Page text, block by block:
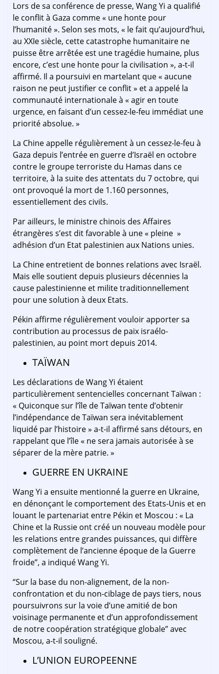
Lors de sa conférence de presse, Wang Yi a qualifié
le conflit à Gaza comme « une honte pour
l’humanité ». Selon ses mots, « le fait qu’aujourd’hui,
au XXIe siècle, cette catastrophe humanitaire ne
puisse être arrêtée est une tragédie humaine, plus
encore, c’est une honte pour la civilisation », a-t-il
affirmé. Il a poursuivi en martelant que « aucune
raison ne peut justifier ce conflit » et a appelé la
communauté internationale à « agir en toute
urgence, en faisant d’un cessez-le-feu immédiat une
priorité absolue. »
La Chine appelle régulièrement à un cessez-le-feu à
Gaza depuis l’entrée en guerre d’Israël en octobre
contre le groupe terroriste du Hamas dans ce
territoire, à la suite des attentats du 7 octobre, qui
ont provoqué la mort de 1.160 personnes,
essentiellement des civils.
Par ailleurs, le ministre chinois des Affaires
étrangères s’est dit favorable à une « pleine »
adhésion d’un Etat palestinien aux Nations unies.
La Chine entretient de bonnes relations avec Israël.
Mais elle soutient depuis plusieurs décennies la
cause palestinienne et milite traditionnellement
pour une solution à deux Etats.
Pékin affirme régulièrement vouloir apporter sa
contribution au processus de paix israélo-
palestinien, au point mort depuis 2014.
TAÏWAN
Les déclarations de Wang Yi étaient
particulièrement sentencielles concernant Taïwan :
« Quiconque sur l’île de Taïwan tente d’obtenir
l’indépendance de Taïwan sera inévitablement
liquidé par l’histoire » a-t-il affirmé sans détours, en
rappelant que l’île « ne sera jamais autorisée à se
séparer de la mère patrie. »
GUERRE EN UKRAINE
Wang Yi a ensuite mentionné la guerre en Ukraine,
en dénonçant le comportement des Etats-Unis et en
louant le partenariat entre Pékin et Moscou : « La
Chine et la Russie ont créé un nouveau modèle pour
les relations entre grandes puissances, qui diffère
complètement de l’ancienne époque de la Guerre
froide”, a indiqué Wang Yi.
“Sur la base du non-alignement, de la non-
confrontation et du non-ciblage de pays tiers, nous
poursuivrons sur la voie d’une amitié de bon
voisinage permanente et d’un approfondissement
de notre coopération stratégique globale” avec
Moscou, a-t-il souligné.
L’UNION EUROPEENNE